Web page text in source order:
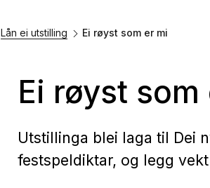
Lån ei utstilling Ei røyst som er mi
Ei røyst som
Utstillinga blei laga til Dei
festspeldiktar, og legg